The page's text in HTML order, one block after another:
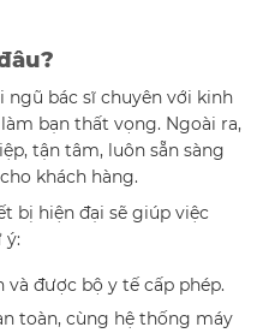
ngũ bác sĩ chuyên với kinh
bạn thất vọng. Ngoài ra,
tận tâm, luôn sẵn sàng
khách hàng.
bị hiện đại sẽ giúp việc
ý:
được bộ y tế cấp phép.
toàn, cùng hệ thống máy